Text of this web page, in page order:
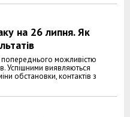
на 26 липня. Як
попереднього можливістю
Успішними виявляються
обстановки, контактів з